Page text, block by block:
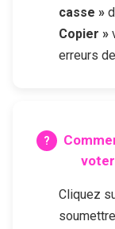
casse »
Copier »
erreurs
Cliquez